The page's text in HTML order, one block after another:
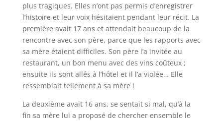
plus tragiques. Elles n’ont pas permis d’enregistrer
l’histoire et leur voix hésitaient pendant leur récit. La
première avait 17 ans et attendait beaucoup de la
rencontre avec son père, parce que les rapports avec
sa mère étaient difficiles. Son père l’a invitée au
restaurant, un bon menu avec des vins coûteux ;
ensuite ils sont allés à l’hôtel et il l’a violée… Elle
ressemblait tellement à sa mère !
La deuxième avait 16 ans, se sentait si mal, qu’à la
fin sa mère lui a proposé de chercher ensemble le